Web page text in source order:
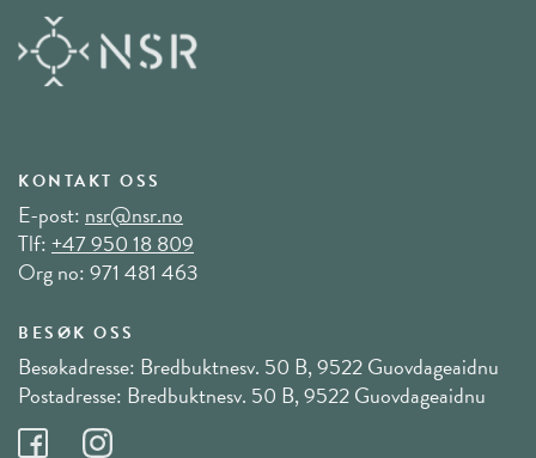
KONTAKT OSS
E-post:nsr@nsr.no
Tlf:+47 950 18 809
Org no: 971 481 463
BESØK OSS
Besøkadresse: Bredbuktnesv. 50 B, 9522 Guovdageaidnu
Postadresse: Bredbuktnesv. 50 B, 9522 Guovdageaidnu